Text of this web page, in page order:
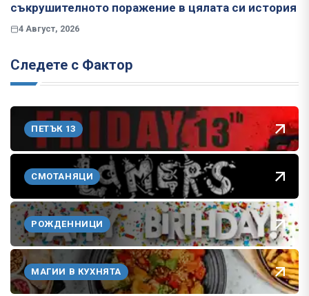
съкрушителното поражение в цялата си история
4 Август, 2026
Следете с Фактор
ПЕТЪК 13
СМОТАНЯЦИ
РОЖДЕННИЦИ
МАГИИ В КУХНЯТА